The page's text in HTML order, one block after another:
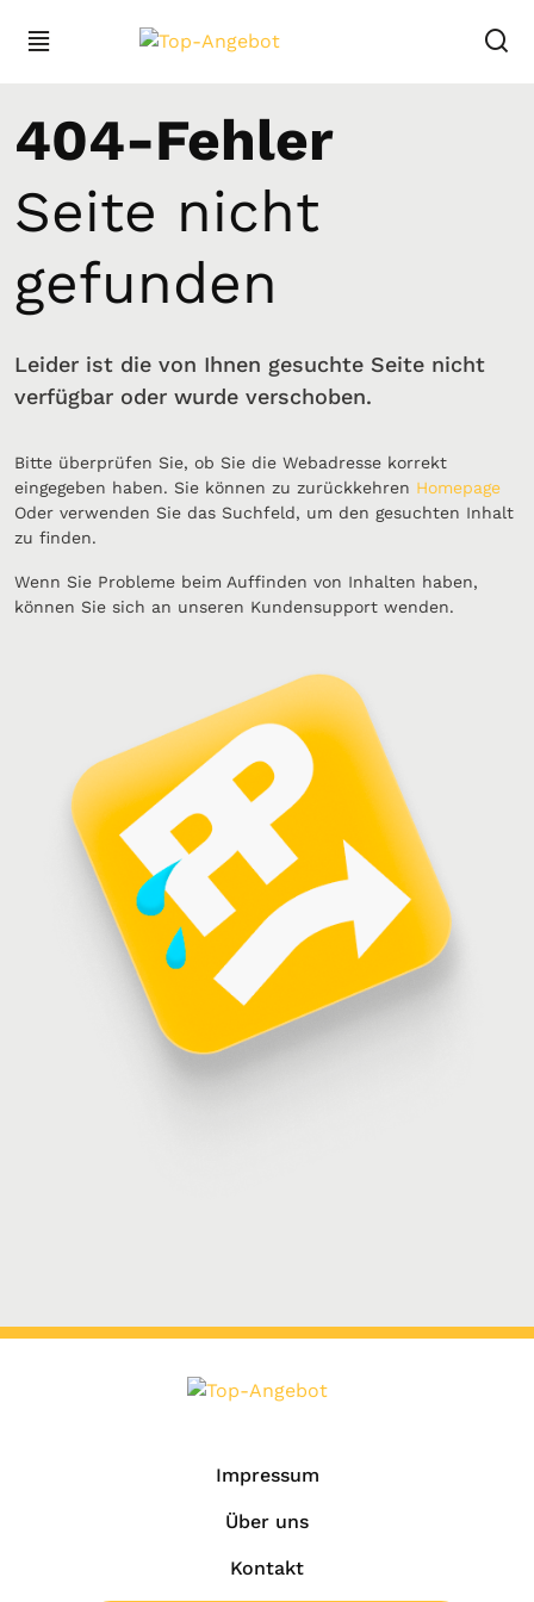
404-Fehler
Seite nicht
gefunden
Leider ist die von Ihnen gesuchte Seite nicht
verfügbar oder wurde verschoben.
Bitte überprüfen Sie, ob Sie die Webadresse korrekt
eingegeben haben. Sie können zu zurückkehren Homepage
Oder verwenden Sie das Suchfeld, um den gesuchten Inhalt
zu finden.
Wenn Sie Probleme beim Auffinden von Inhalten haben,
können Sie sich an unseren Kundensupport wenden.
Impressum
Über uns
Kontakt